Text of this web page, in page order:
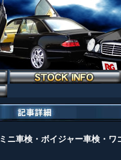
ミニ車検・ボイジャー車検・